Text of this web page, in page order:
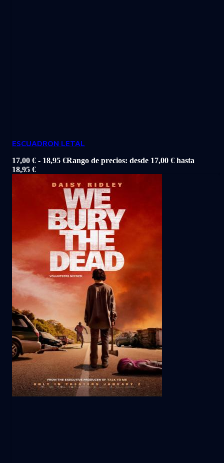
ESCUADRON LETAL
17,00 € - 18,95 €Rango de precios: desde 17,00 € hasta
18,95 €